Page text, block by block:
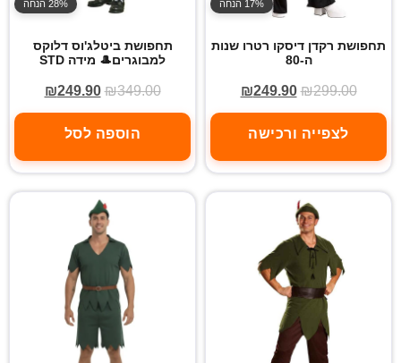
17% הנחה
תחפושת רקדן דיסקו רטרו שנות
ה-80
₪299.00
₪249.90
לצפייה ורכישה
28% הנחה
תחפושת ביטלג'וס דלוקס
למבוגרים🎩 מידה STD
₪349.00
₪249.90
הוספה לסל